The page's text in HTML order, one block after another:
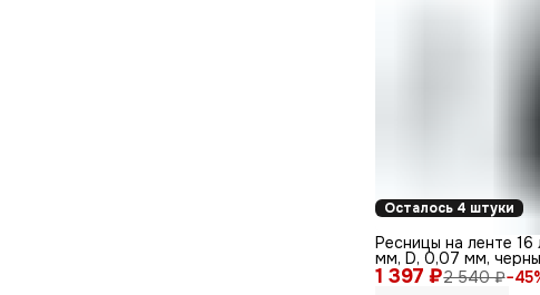
Осталось 4 штуки
1 397 ₽2 540 ₽−45
Ресницы на ленте 16
мм, D, 0,07 мм,